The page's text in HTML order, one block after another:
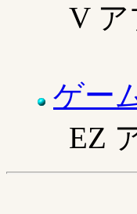
V ア
ゲー
EZ